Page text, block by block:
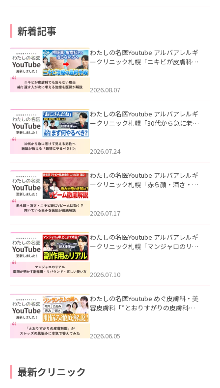
新着記事
わたしの名医Youtube アルバアレルギ
ークリニック札幌「ニキビが皮膚科で
ました。
2026.08.07
わたしの名医Youtube アルバアレルギ
ークリニック札幌「30代から急に老け
た。
2026.07.24
わたしの名医Youtube アルバアレルギ
ークリニック札幌「赤ら顔・酒さ・ニ
した。
2026.07.17
わたしの名医Youtube アルバアレルギ
ークリニック札幌「マンジャロのリア
た。
2026.07.10
わたしの名医Youtube めぐ皮膚科・美
容皮膚科「”とおりすがりの皮膚科
2026.06.05
最新クリニック